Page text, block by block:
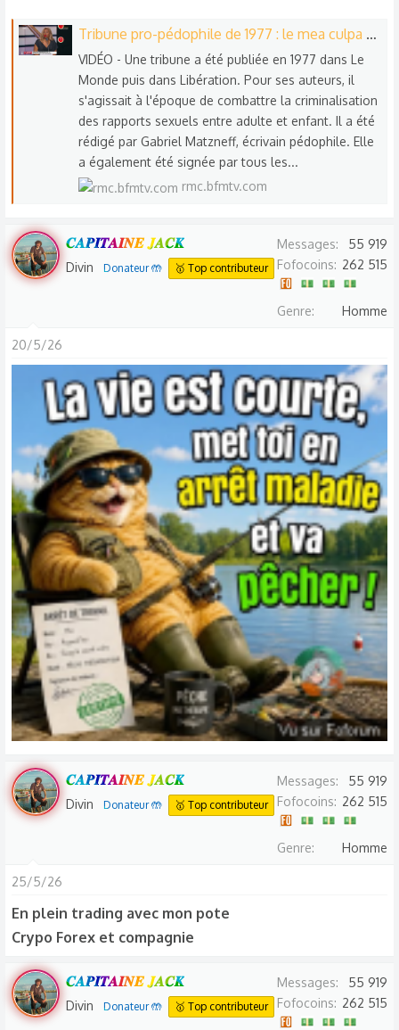
Tribune pro-pédophile de 1977 : le mea culpa de Jack Lang convaincant ? - 19/01
VIDÉO - Une tribune a été publiée en 1977 dans Le
Monde puis dans Libération. Pour ses auteurs, il
s'agissait à l'époque de combattre la criminalisation
des rapports sexuels entre adulte et enfant. Il a été
rédigé par Gabriel Matzneff, écrivain pédophile. Elle
a également été signée par tous les...
rmc.bfmtv.com
𝑪𝑨𝑷𝑰𝑻𝑨𝑰𝑵𝑬 𝑱𝑨𝑪𝑲
Divin Donateur 🤲 🥇 Top contributeur
Messages
55 919
Fofocoins
262 515
Genre Homme
20/5/26
𝑪𝑨𝑷𝑰𝑻𝑨𝑰𝑵𝑬 𝑱𝑨𝑪𝑲
Divin Donateur 🤲 🥇 Top contributeur
Messages
55 919
Fofocoins
262 515
Genre Homme
25/5/26
En plein trading avec mon pote
Crypo Forex et compagnie
𝑪𝑨𝑷𝑰𝑻𝑨𝑰𝑵𝑬 𝑱𝑨𝑪𝑲
Divin Donateur 🤲 🥇 Top contributeur
Messages
55 919
Fofocoins
262 515